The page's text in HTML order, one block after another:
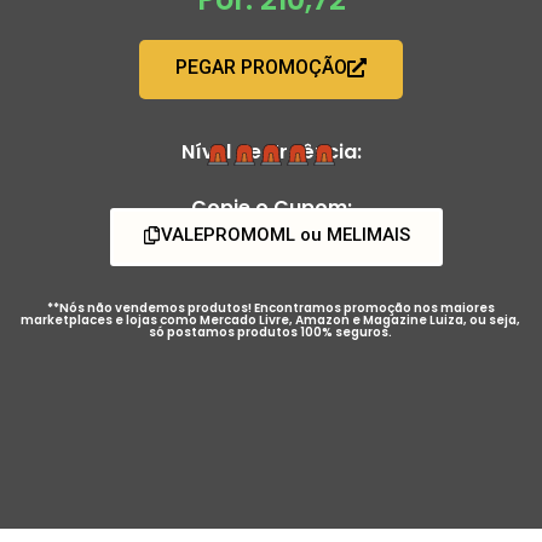
PEGAR PROMOÇÃO
Nível de Urgência:
Copie o Cupom:
VALEPROMOML ou MELIMAIS
**Nós não vendemos produtos! Encontramos promoção nos maiores
marketplaces e lojas como Mercado Livre, Amazon e Magazine Luiza, ou seja,
só postamos produtos 100% seguros.